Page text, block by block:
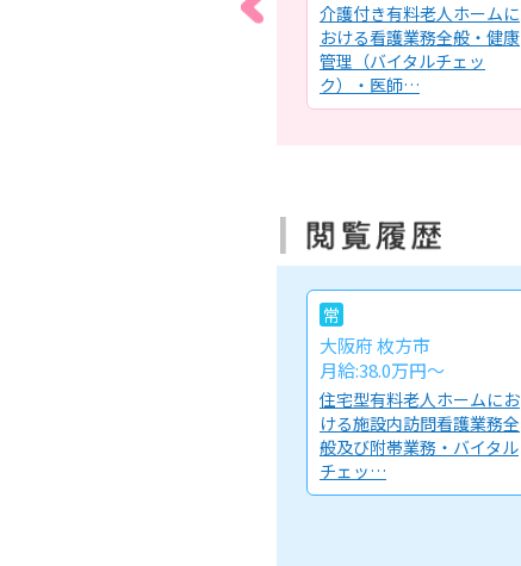
特別養護老人ホームにおけ
介護付き有料老人ホームに
おける看護業務全般・健康
管理（バイタルチェッ
ク）・医師…
常
大阪府 枚方市
月給:38.0万円～
住宅型有料老人ホームにお
ける施設内訪問看護業務全
般及び附帯業務・バイタル
チェッ…